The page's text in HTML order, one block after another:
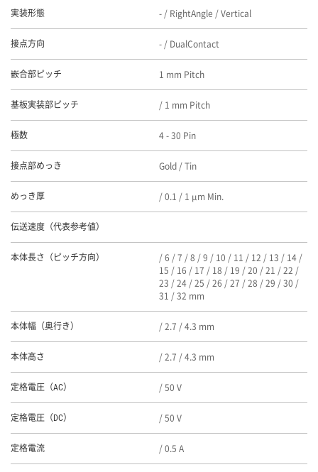
実装形態 - / RightAngle / Vertical
接点方向 - / DualContact
嵌合部ピッチ 1 mm Pitch
基板実装部ピッチ / 1 mm Pitch
極数 4 - 30 Pin
接点部めっき Gold / Tin
めっき厚 / 0.1 / 1 μm Min.
伝送速度（代表参考値）
本体長さ（ピッチ方向）
/ 6 / 7 / 8 / 9 / 10 / 11 / 12 / 13 / 14 /
15 / 16 / 17 / 18 / 19 / 20 / 21 / 22 /
23 / 24 / 25 / 26 / 27 / 28 / 29 / 30 /
31 / 32 mm
本体幅（奥行き） / 2.7 / 4.3 mm
本体高さ / 2.7 / 4.3 mm
定格電圧（AC） / 50 V
定格電圧（DC） / 50 V
定格電流 / 0.5 A